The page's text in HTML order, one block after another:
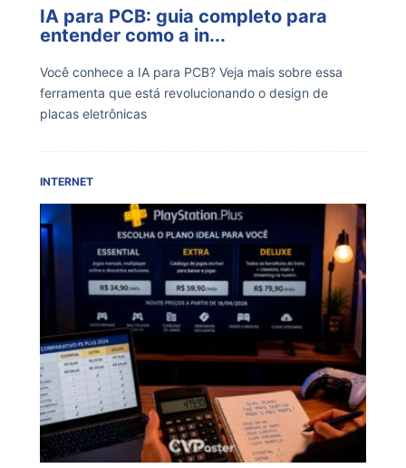
IA para PCB: guia completo para
entender como a in...
Você conhece a IA para PCB? Veja mais sobre essa
ferramenta que está revolucionando o design de
placas eletrônicas
INTERNET